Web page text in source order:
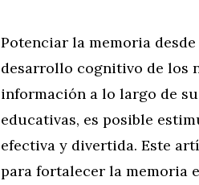
Potenciar la memoria
desarrollo cognitivo de los
información a lo largo de
educativas, es posible
efectiva y divertida. Este
para fortalecer la memoria